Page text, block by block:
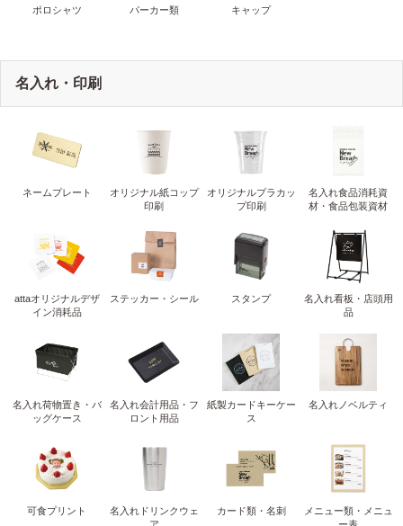
ポロシャツ パーカー類 キャップ
名入れ・印刷
ネームプレート
オリジナル紙コップ
印刷
オリジナルプラカッ
プ印刷
名入れ食品消耗資
材・食品包装資材
attaオリジナルデザ
イン消耗品
ステッカー・シール スタンプ
名入れ看板・店頭用
品
名入れ荷物置き・バ
ッグケース
名入れ会計用品・フ
ロント用品
紙製カードキーケー
ス
名入れノベルティ
可食プリント
名入れドリンクウェ
カード類・名刺
メニュー類・メニュ